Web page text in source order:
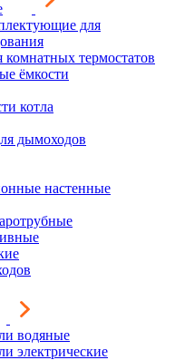
для
термостатов
ёмкости
котла
дымоходов
настенные
водяные
электрические